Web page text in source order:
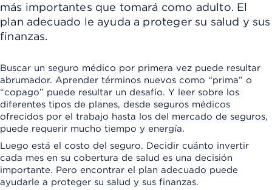
más importantes que tomará como adulto. El
plan adecuado le ayuda a proteger su salud y sus
finanzas.
Buscar un seguro médico por primera vez puede resultar
abrumador. Aprender términos nuevos como “prima” o
“copago” puede resultar un desafío. Y leer sobre los
diferentes tipos de planes, desde seguros médicos
ofrecidos por el trabajo hasta los del mercado de seguros,
puede requerir mucho tiempo y energía.
Luego está el costo del seguro. Decidir cuánto invertir
cada mes en su cobertura de salud es una decisión
importante. Pero encontrar el plan adecuado puede
ayudarle a proteger su salud y sus finanzas.